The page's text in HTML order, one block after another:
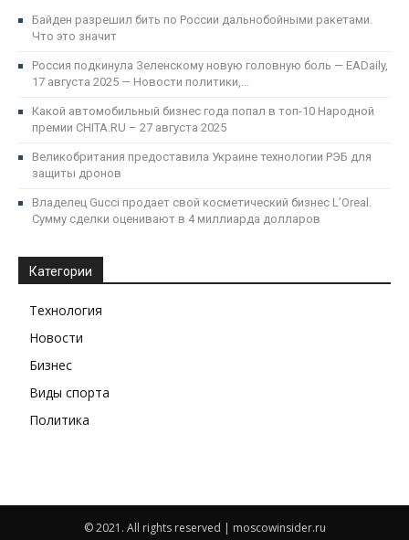
Байден разрешил бить по России дальнобойными ракетами.
Что это значит
Россия подкинула Зеленскому новую головную боль — EADaily,
17 августа 2025 — Новости политики,...
Какой автомобильный бизнес года попал в топ-10 Народной
премии CHITA.RU – 27 августа 2025
Великобритания предоставила Украине технологии РЭБ для
защиты дронов
Владелец Gucci продает свой косметический бизнес LʼOreal.
Сумму сделки оценивают в 4 миллиарда долларов
Категории
Технология
Новости
Бизнес
Виды спорта
Политика
© 2021. All rights reserved | moscowinsider.ru